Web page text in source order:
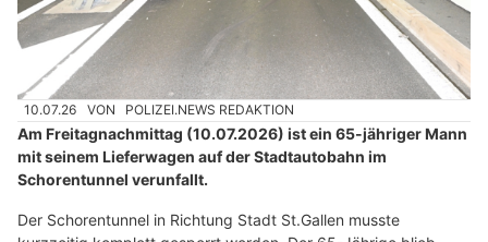
10.07.26 VON POLIZEI.NEWS REDAKTION
Am Freitagnachmittag (10.07.2026) ist ein 65-jähriger Mann
mit seinem Lieferwagen auf der Stadtautobahn im
Schorentunnel verunfallt.
Der Schorentunnel in Richtung Stadt St.Gallen musste